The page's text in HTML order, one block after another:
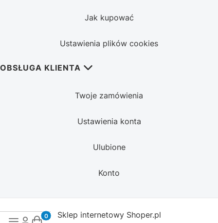
Jak kupować
Ustawienia plików cookies
OBSŁUGA KLIENTA
Twoje zamówienia
Ustawienia konta
Ulubione
Konto
Sklep internetowy Shoper.pl
Produkty w koszyku: 0. Zobacz szczegóły